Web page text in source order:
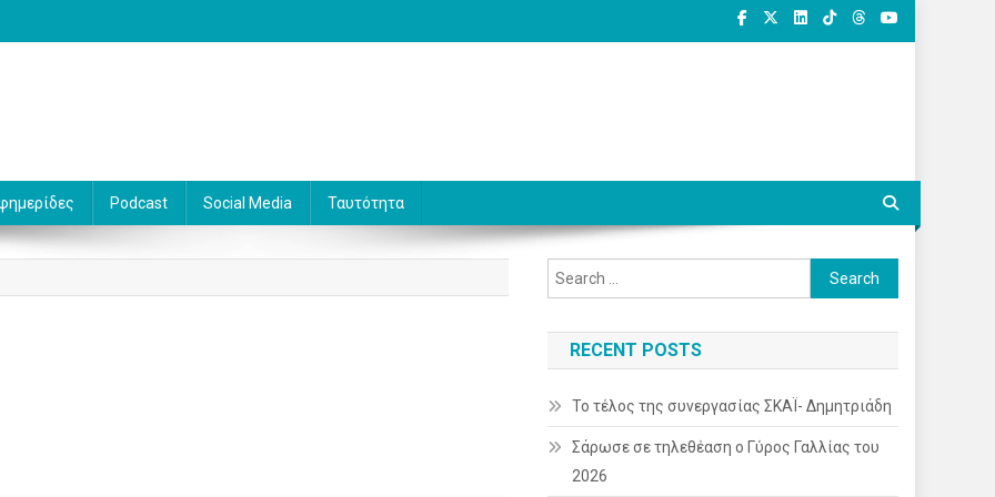
Podcast Social Media Ταυτότητα
Search
for:
RECENT POSTS
Το τέλος της συνεργασίας ΣΚΑΪ- Δημητριάδη
Σάρωσε σε τηλεθέαση ο Γύρος Γαλλίας του
2026